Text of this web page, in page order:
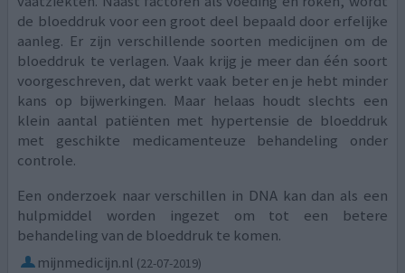
de bloeddruk voor een groot deel bepaald door erfelijke
aanleg. Er zijn verschillende soorten medicijnen om de
bloeddruk te verlagen. Vaak krijg je meer dan één soort
voorgeschreven, dat werkt vaak beter en je hebt minder
kans op bijwerkingen. Maar helaas houdt slechts een
klein aantal patiënten met hypertensie de bloeddruk
met geschikte medicamenteuze behandeling onder
controle.
Een onderzoek naar verschillen in DNA kan dan als een
hulpmiddel worden ingezet om tot een betere
behandeling van de bloeddruk te komen.
mijnmedicijn.nl (22-07-2019)